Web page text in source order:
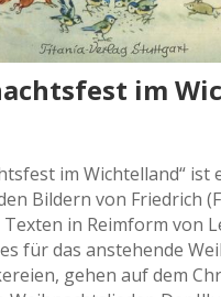
im
im Wichtelland“
Bildern von Friedrich
Texten in Reimform von
für das anstehende
gehen auf dem